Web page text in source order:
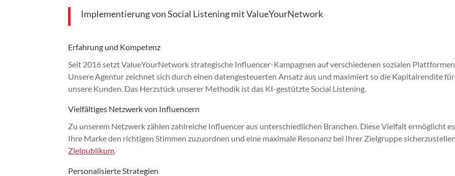
Implementierung von Social Listening mit ValueYourNetwork
Erfahrung und Kompetenz
Seit 2016 setzt ValueYourNetwork strategische Influencer-Kampagnen auf verschiedenen sozialen Plattformen
Unsere Agentur zeichnet sich durch einen datengesteuerten Ansatz aus und maximiert so die Kapitalrendite für
unsere Kunden. Das Herzstück unserer Methodik ist das KI-gestützte Social Listening.
Vielfältiges Netzwerk von Influencern
Zu unserem Netzwerk zählen zahlreiche Influencer aus unterschiedlichen Branchen. Diese Vielfalt ermöglicht es
Ihre Marke den richtigen Stimmen zuzuordnen und eine maximale Resonanz bei Ihrer Zielgruppe sicherzustellen.
Zielpublikum
Personalisierte Strategien